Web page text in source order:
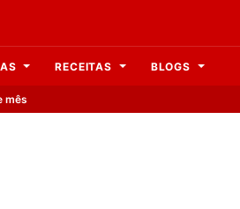
RECEITAS BLOGS
mês